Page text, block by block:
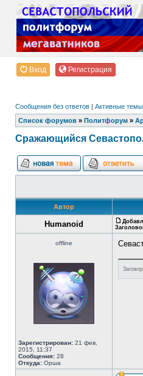
Вход Регистрация
Сообщения без ответов | Активные темы
Список форумов » Политфорум »
Сражающийся
Автор
Humanoid
offline
Зарегистрирован: 21 фев,
2015, 11:37
Сообщения: 28
Откуда: Орша